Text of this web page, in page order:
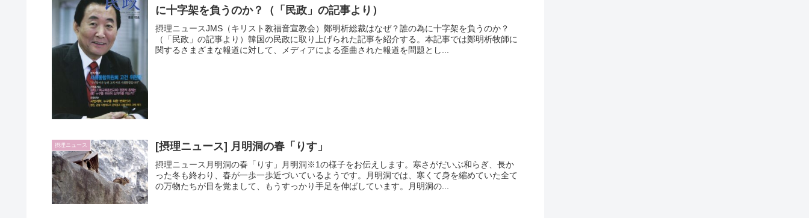
に十字架を負うのか？（「民政」の記事より）
摂理ニュースJMS（キリスト教福音宣教会）鄭明析総裁はなぜ？誰の為に十字架を負うのか？
（「民政」の記事より）韓国の民政に取り上げられた記事を紹介する。本記事では鄭明析牧師に
関するさまざまな報道に対して、メディアによる歪曲された報道を問題とし...
摂理ニュース [摂理ニュース] 月明洞の春「りす」
摂理ニュース月明洞の春「りす」月明洞※1の様子をお伝えします。寒さがだいぶ和らぎ、長か
った冬も終わり、春が一歩一歩近づいているようです。月明洞では、寒くて身を縮めていた全て
の万物たちが目を覚まして、もうすっかり手足を伸ばしています。月明洞の...